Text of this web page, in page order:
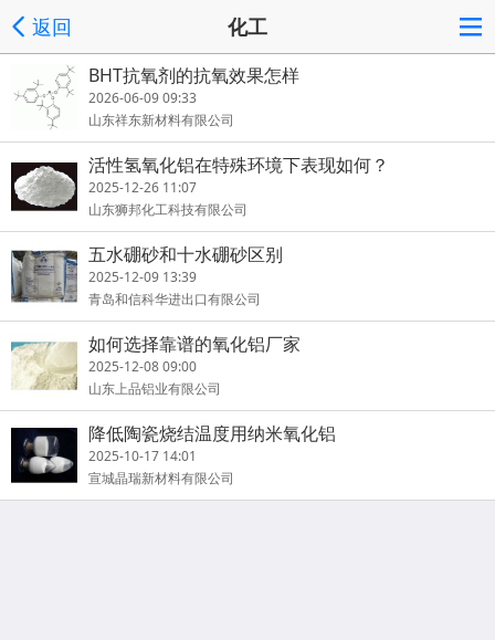
返回 化工
BHT抗氧剂的抗氧效果怎样
2026-06-09 09:33
山东祥东新材料有限公司
活性氢氧化铝在特殊环境下表现如何？
2025-12-26 11:07
山东狮邦化工科技有限公司
五水硼砂和十水硼砂区别
2025-12-09 13:39
青岛和信科华进出口有限公司
如何选择靠谱的氧化铝厂家
2025-12-08 09:00
山东上品铝业有限公司
降低陶瓷烧结温度用纳米氧化铝
2025-10-17 14:01
宣城晶瑞新材料有限公司